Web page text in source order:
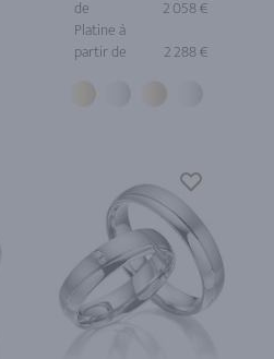
de
2 058 €
Platine à
partir de
2 288 €